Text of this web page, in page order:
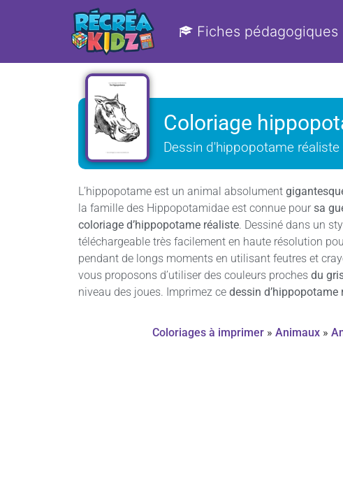
Fiches pédagogiques
Coloriage
Dessin d'hippopotame
L’hippopotame est un animal absolument
la famille des Hippopotamidae est connue pour sa
coloriage d’hippopotame réaliste. Dessiné dans un
téléchargeable très facilement en haute résolution
pendant de longs moments en utilisant feutres et
vous proposons d’utiliser des couleurs proches du
niveau des joues. Imprimez ce dessin d’hippopotame
Coloriages à imprimer» Animaux»